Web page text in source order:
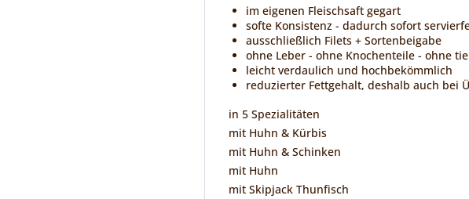
im eigenen Fleischsaft gegart
softe Konsistenz - dadurch sofort
ausschließlich Filets + Sortenbeigabe
ohne Leber - ohne Knochenteile - ohne
leicht verdaulich und hochbekömmlich
reduzierter Fettgehalt, deshalb auch bei
in 5 Spezialitäten
mit Huhn & Kürbis
mit Huhn & Schinken
mit Huhn
mit Skipjack Thunfisch